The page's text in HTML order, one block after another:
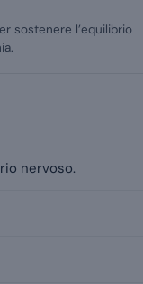
sostenere l’equilibrio
nervoso.